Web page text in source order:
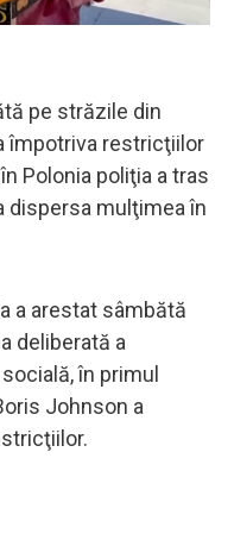
pe străzile din
împotriva restricţiilor
Polonia poliţia a tras
dispersa mulţimea în
a arestat sâmbătă
deliberată a
în primul
Johnson a